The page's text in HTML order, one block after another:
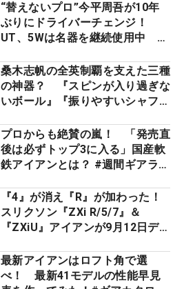
“替えないプロ”今平周吾が10年
ぶりにドライバーチェンジ！
UT、5Wは名器を継続使用中 #
桑木志帆の全英制覇を支えた三種
の神器？ 『スピンが入り過ぎな
いボール』『振りやすいシャフ
ー』 #女子プロセッティング
プロからも絶賛の嵐！ 「発売直
後は必ずトップ3に入る」国産軟
鉄アイアンとは？ #週間ギアラン
『4』が消え『R』が加わった！
スリクソン『ZXi R/5/7』＆
『ZXiU』アイアンが9月12日デ
最新アイアンはロフト角で選
べ！ 最新41モデルの性能早見